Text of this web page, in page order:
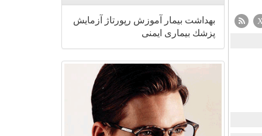
X بهداشت بیمار آموزش رپورتاژ
آزمایش
پزشك بیماری ایمنی